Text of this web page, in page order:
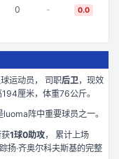
0 - 0.0
运动员， 司职后卫 ，现效
194厘米，体重76公斤。
luoma 阵中重要球员之一。
1球0助攻， 累计上场
扬·齐奥尔科夫斯基的完整